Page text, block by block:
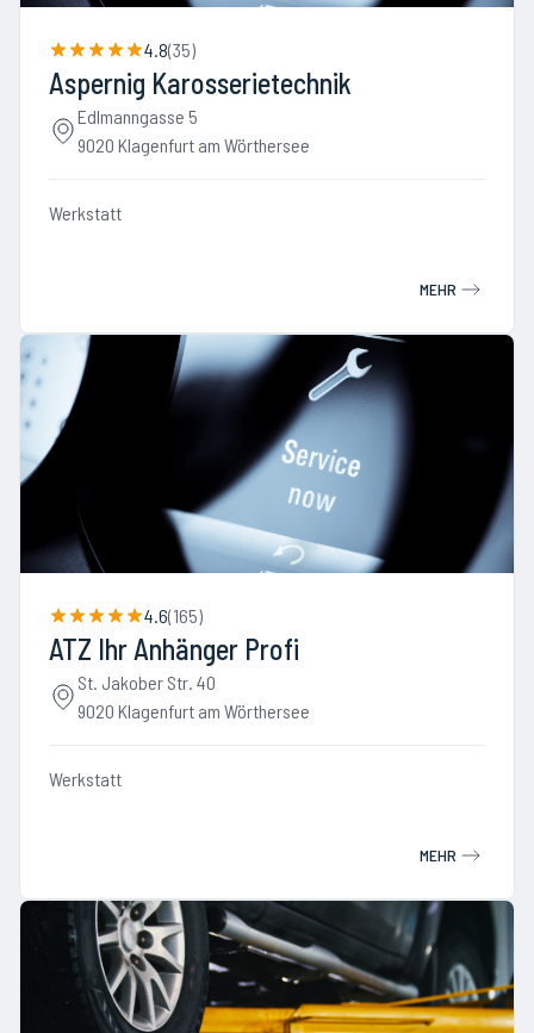
4.8(35)
Aspernig Karosserietechnik
Edlmanngasse 5
9020 Klagenfurt am Wörthersee
Werkstatt
MEHR
4.6(165)
ATZ Ihr Anhänger Profi
St. Jakober Str. 40
9020 Klagenfurt am Wörthersee
Werkstatt
MEHR